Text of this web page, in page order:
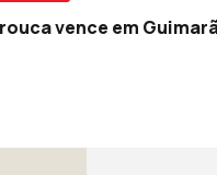
vence em